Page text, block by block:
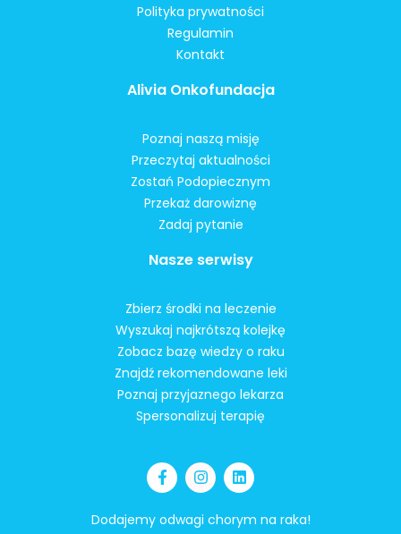
Polityka prywatności
Regulamin
Kontakt
Alivia Onkofundacja
Poznaj naszą misję
Przeczytaj aktualności
Zostań Podopiecznym
Przekaż darowiznę
Zadaj pytanie
Nasze serwisy
Zbierz środki na leczenie
Wyszukaj najkrótszą kolejkę
Zobacz bazę wiedzy o raku
Znajdź rekomendowane leki
Poznaj przyjaznego lekarza
Spersonalizuj terapię
Dodajemy odwagi chorym na raka!